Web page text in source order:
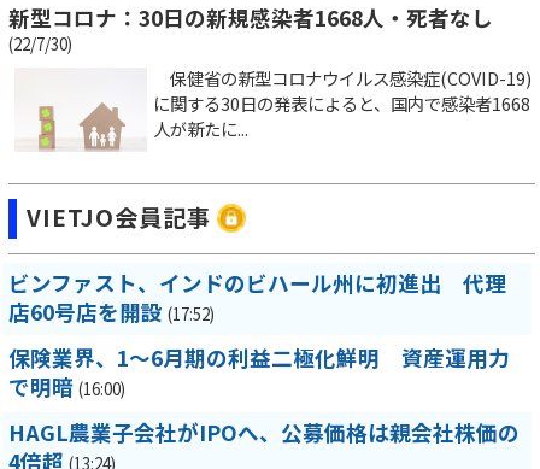
新型コロナ：30日の新規感染者1668人・死者なし
(22/7/30)
保健省の新型コロナウイルス感染症(COVID-19)
に関する30日の発表によると、国内で感染者1668
人が新たに...
VIETJO会員記事
ビンファスト、インドのビハール州に初進出 代理
店60号店を開設 (17:52)
保険業界、1～6月期の利益二極化鮮明 資産運用力
で明暗 (16:00)
HAGL農業子会社がIPOへ、公募価格は親会社株価の
4倍超 (13:24)